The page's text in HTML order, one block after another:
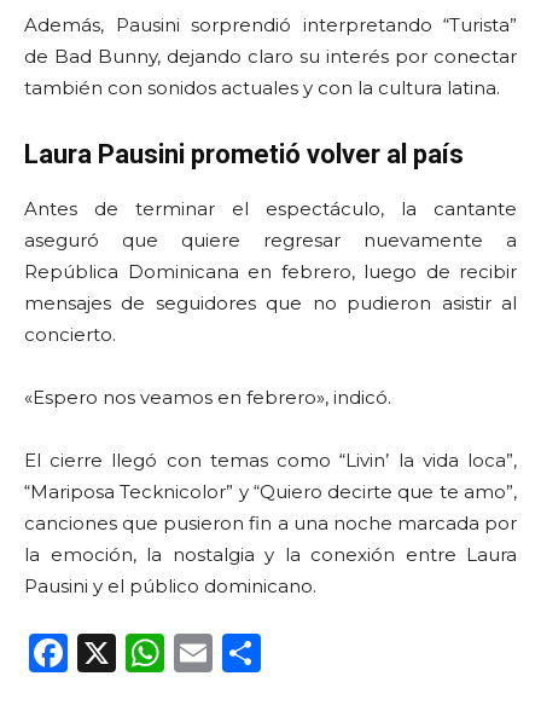
Además, Pausini sorprendió interpretando “Turista”
de Bad Bunny, dejando claro su interés por conectar
también con sonidos actuales y con la cultura latina.
Laura Pausini prometió volver al país
Antes de terminar el espectáculo, la cantante
aseguró que quiere regresar nuevamente a
República Dominicana en febrero, luego de recibir
mensajes de seguidores que no pudieron asistir al
concierto.
«Espero nos veamos en febrero», indicó.
El cierre llegó con temas como “Livin’ la vida loca”,
“Mariposa Tecknicolor” y “Quiero decirte que te amo”,
canciones que pusieron fin a una noche marcada por
la emoción, la nostalgia y la conexión entre Laura
Pausini y el público dominicano.
F
X
W E